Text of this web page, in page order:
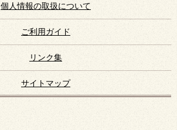
個人情報の取扱について
ご利用ガイド
リンク集
サイトマップ